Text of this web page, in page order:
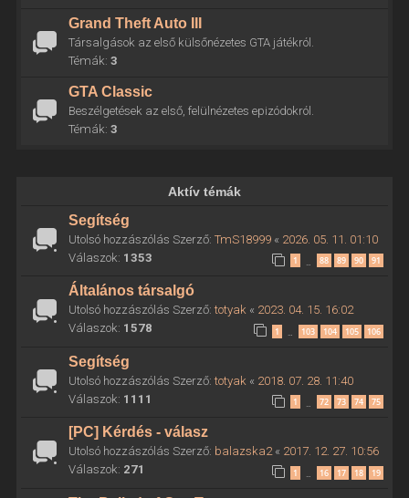
Grand Theft Auto III
Társalgások az első külsőnézetes GTA játékról.
Témák: 3
GTA Classic
Beszélgetések az első, felülnézetes epizódokról.
Témák: 3
Aktív témák
Segítség
Utolsó hozzászólás Szerző: TmS18999« 2026. 05. 11. 01:10
Válaszok: 1353 1 88 89 90 91
Általános társalgó
Utolsó hozzászólás Szerző: totyak« 2023. 04. 15. 16:02
Válaszok: 1578 1 … 103 104 105 106
Segítség
Utolsó hozzászólás Szerző: totyak « 2018. 07. 28. 11:40
Válaszok: 1111 1 72 73 74 75
[PC] Kérdés - válasz
Utolsó hozzászólás Szerző: balazska2« 2017. 12. 27. 10:56
Válaszok: 271 1 … 16 17 18 19